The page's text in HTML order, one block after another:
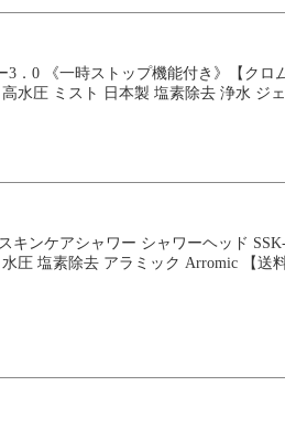
3．0 《一時ストップ機能付き》【ク
水圧 ミスト 日本製 塩素除去 浄水 ジ
キンケアシャワー シャワーヘッド
圧 塩素除去 アラミック Arromic 【送料